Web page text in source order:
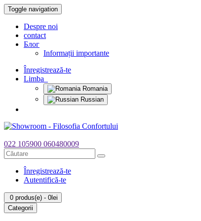
Toggle navigation
Despre noi
contact
Блог
Informații importante
Înregistrează-te
Limba
Romania
Russian
022 105900 060480009
Înregistrează-te
Autentifică-te
0 produs(e) - 0lei
Categorii